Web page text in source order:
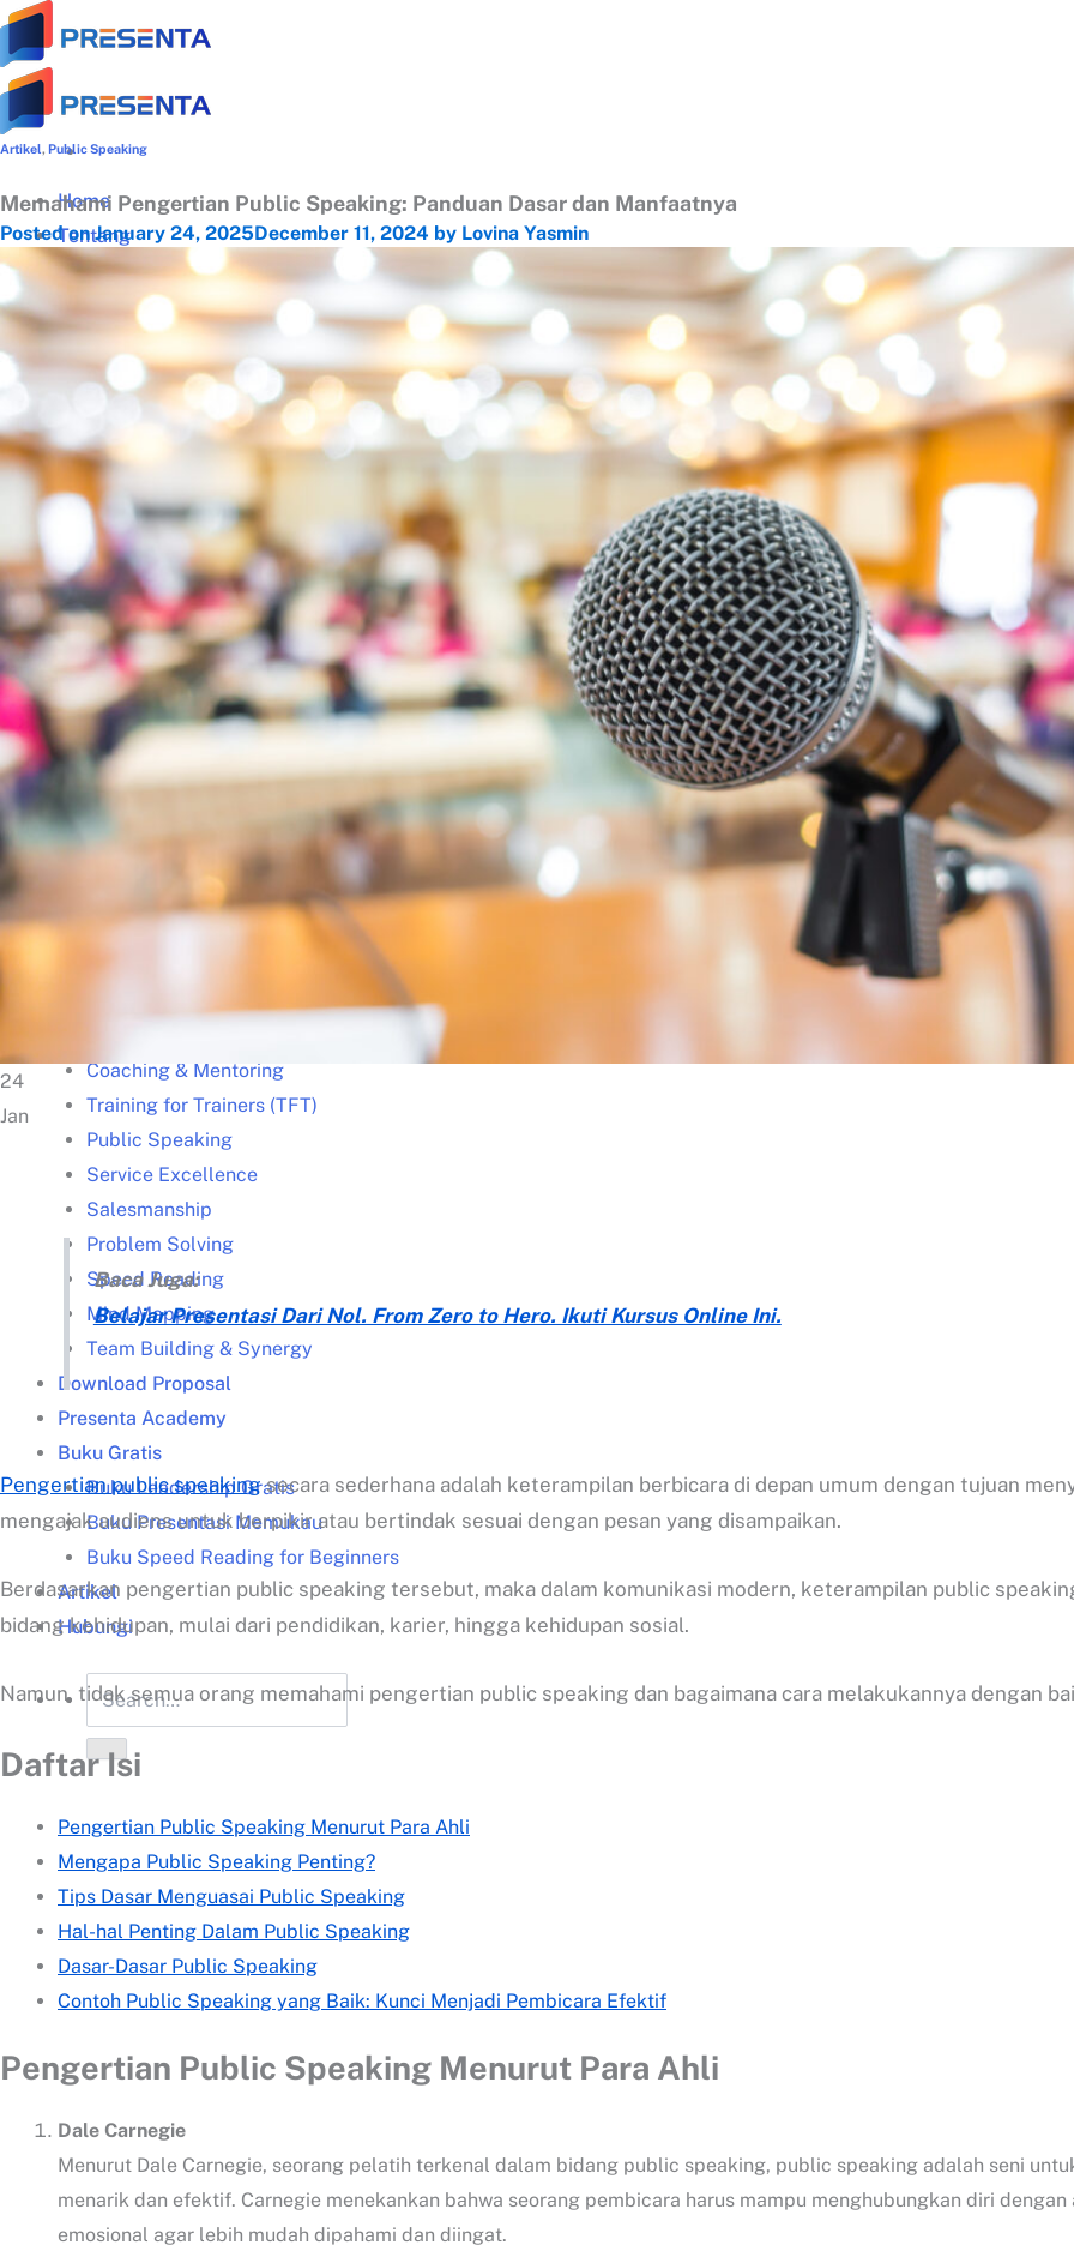
Skip
to
content
Home
Tentang
Tentang Presenta
Trainer Terbaik
Klien Terpercaya
Testimonial
Galeri Training
Materi Gratis
Download Panduan Lengkap Zoom (PDF)
Video Tips Manajerial
Kisah Sukses
Lazada – Presentasi Memukau
Samsung – Business Reporting
Samsung – Creative Thinking
Unilever – Communication
Unilever – Training for Trainers
Gunung Sewu – Team Building
Training Unggulan
Presentation
Smart Presentation
Smart PowerPoint
Smart Infographic
Leadership Kepemimpinan
Coaching & Mentoring
Training for Trainers (TFT)
Public Speaking
Service Excellence
Salesmanship
Problem Solving
Speed Reading
Mind Mapping
Team Building & Synergy
Download Proposal
Presenta Academy
Buku Gratis
Buku Leadership Gratis
Buku Presentasi Memukau
Buku Speed Reading for Beginners
Artikel
Hubungi
Artikel, Public Speaking
Memahami Pengertian Public Speaking: Panduan Dasar dan Manfaatnya
Posted onJanuary 24, 2025December 11, 2024 by Lovina Yasmin
24
Jan
Baca Juga:
Belajar Presentasi Dari Nol. From Zero to Hero. Ikuti Kursus Online Ini.
Pengertian public speakingsecara sederhana adalah keterampilan berbicara di depan umum dengan tujuan
mengajak audiens untuk berpikir atau bertindak sesuai dengan pesan yang disampaikan.
Berdasarkan pengertian public speaking tersebut, maka dalam komunikasi modern, keterampilan public
bidang kehidupan, mulai dari pendidikan, karier, hingga kehidupan sosial.
Namun, tidak semua orang memahami pengertian public speaking dan bagaimana cara melakukannya dengan
Daftar Isi
Pengertian Public Speaking Menurut Para Ahli
Mengapa Public Speaking Penting?
Tips Dasar Menguasai Public Speaking
Hal-hal Penting Dalam Public Speaking
Dasar-Dasar Public Speaking
Contoh Public Speaking yang Baik: Kunci Menjadi Pembicara Efektif
Pengertian Public Speaking Menurut Para Ahli
Dale Carnegie
Menurut Dale Carnegie, seorang pelatih terkenal dalam bidang public speaking, public speaking adalah seni
menarik dan efektif. Carnegie menekankan bahwa seorang pembicara harus mampu menghubungkan diri
emosional agar lebih mudah dipahami dan diingat.